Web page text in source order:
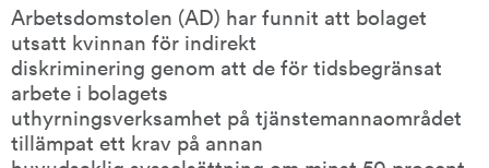
Arbetsdomstolen (AD) har funnit att bolaget
utsatt kvinnan för indirekt
diskriminering genom att de för tidsbegränsat
arbete i bolagets
uthyrningsverksamhet på tjänstemannaområdet
tillämpat ett krav på annan